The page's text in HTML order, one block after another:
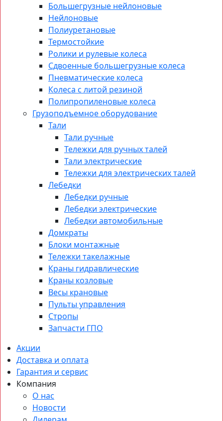
Большегрузные нейлоновые
Нейлоновые
Полиуретановые
Термостойкие
Ролики и рулевые колеса
Сдвоенные большегрузные колеса
Пневматические колеса
Колеса с литой резиной
Полипропиленовые колеса
Грузоподъемное оборудование
Тали
Тали ручные
Тележки для ручных талей
Тали электрические
Тележки для электрических талей
Лебедки
Лебедки ручные
Лебедки электрические
Лебедки автомобильные
Домкраты
Блоки монтажные
Тележки такелажные
Краны гидравлические
Краны козловые
Весы крановые
Пульты управления
Стропы
Запчасти ГПО
Акции
Доставка и оплата
Гарантия и сервис
Компания
О нас
Новости